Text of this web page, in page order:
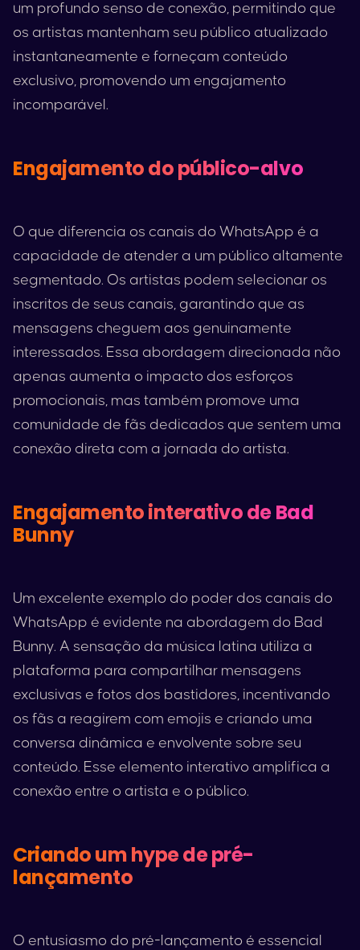
um profundo senso de conexão, permitindo que
os artistas mantenham seu público atualizado
instantaneamente e forneçam conteúdo
exclusivo, promovendo um engajamento
incomparável.
Engajamento do público-alvo
O que diferencia os canais do WhatsApp é a
capacidade de atender a um público altamente
segmentado. Os artistas podem selecionar os
inscritos de seus canais, garantindo que as
mensagens cheguem aos genuinamente
interessados. Essa abordagem direcionada não
apenas aumenta o impacto dos esforços
promocionais, mas também promove uma
comunidade de fãs dedicados que sentem uma
conexão direta com a jornada do artista.
Engajamento interativo deBad
Bunny
Um excelente exemplo do poder dos canais do
WhatsApp é evidente na abordagem do Bad
Bunny. A sensação da música latina utiliza a
plataforma para compartilhar mensagens
exclusivas e fotos dos bastidores, incentivando
os fãs a reagirem com emojis e criando uma
conversa dinâmica e envolvente sobre seu
conteúdo. Esse elemento interativo amplifica a
conexão entre o artista e o público.
Criando um hype de pré-
lançamento
O entusiasmo do pré-lançamento é essencial